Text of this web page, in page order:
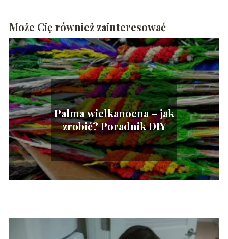
Może Cię również zainteresować
Palma wielkanocna – jak
zrobić? Poradnik DIY